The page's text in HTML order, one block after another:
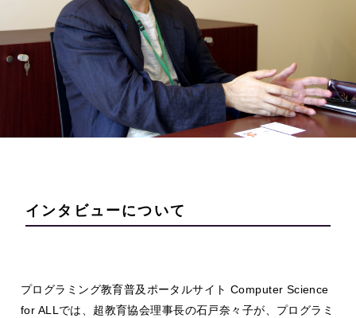
インタビューについて
プログラミング教育普及ポータルサイト Computer Science
for ALLでは、超教育協会理事長の石戸奈々子が、プログラミ